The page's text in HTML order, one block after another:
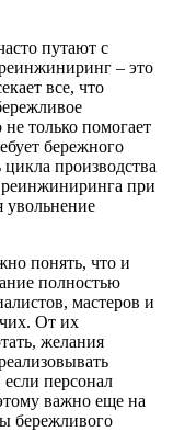
путают с
– это
все, что
не только помогает
бережного
производства
реинжиниринга при
увольнение
понять, что и
полностью
мастеров и
От их
желания
если персонал
важно еще на
бережливого